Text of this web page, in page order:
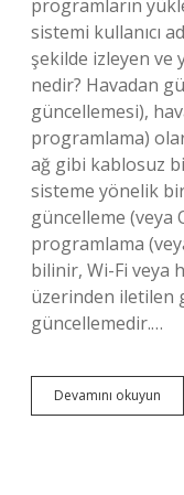
programların
sistemi kullanıcı
şekilde izleyen ve
nedir? Havadan
güncellemesi),
programlama)
ağ gibi kablosuz
sisteme yönelik
güncelleme (veya
programlama
bilinir, Wi-Fi veya
üzerinden iletilen
güncellemedir.…
Devamını okuyun